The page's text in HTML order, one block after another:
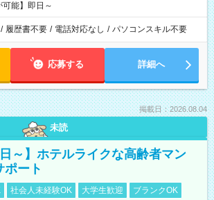
可能】即日～
/ 履歴書不要 / 電話対応なし / パソコンスキル不要
応募する 詳細へ
掲載日：2026.08.04
未読
～】ホテルライクな高齢者マン
ポート
社会人未経験OK 大学生歓迎
ブランクOK